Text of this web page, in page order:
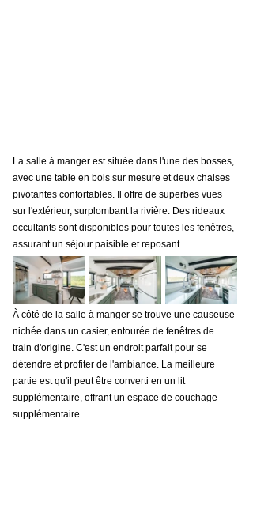
La salle à manger est située dans l'une des bosses,
avec une table en bois sur mesure et deux chaises
pivotantes confortables. Il offre de superbes vues
sur l'extérieur, surplombant la rivière. Des rideaux
occultants sont disponibles pour toutes les fenêtres,
assurant un séjour paisible et reposant.
À côté de la salle à manger se trouve une causeuse
nichée dans un casier, entourée de fenêtres de
train d'origine. C'est un endroit parfait pour se
détendre et profiter de l'ambiance. La meilleure
partie est qu'il peut être converti en un lit
supplémentaire, offrant un espace de couchage
supplémentaire.